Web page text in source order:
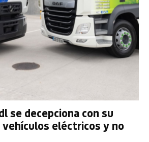
se decepciona con su
eléctricos y no